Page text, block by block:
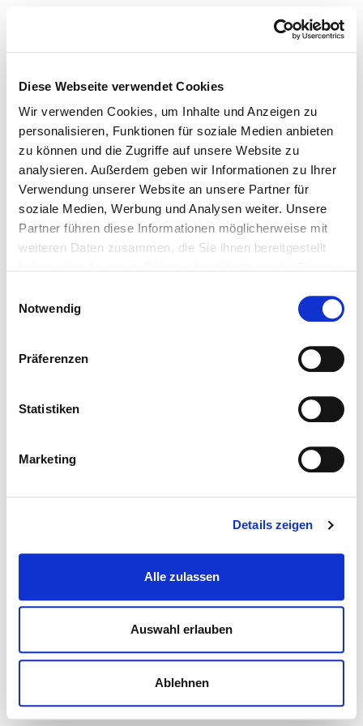
Diese Webseite verwendet Cookies
Wir verwenden Cookies, um Inhalte und Anzeigen zu
personalisieren, Funktionen für soziale Medien anbieten
zu können und die Zugriffe auf unsere Website zu
analysieren. Außerdem geben wir Informationen zu Ihrer
Verwendung unserer Website an unsere Partner für
soziale Medien, Werbung und Analysen weiter. Unsere
Partner führen diese Informationen möglicherweise mit
weiteren Daten zusammen, die Sie ihnen bereitgestellt
Notwendig
Präferenzen
Statistiken
Marketing
Details zeigen
Alle zulassen
Auswahl erlauben
Ablehnen